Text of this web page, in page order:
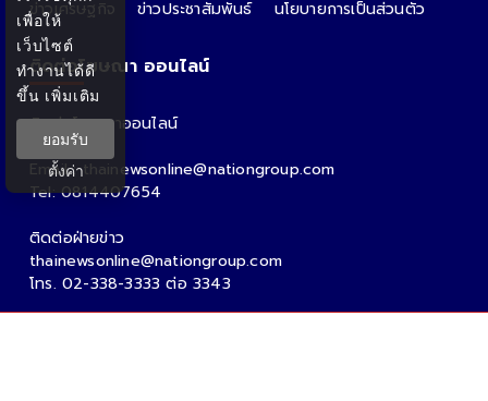
ข่าวเศรษฐกิจ
ข่าวประชาสัมพันธ์ นโยบายการเป็นส่วนตัว
ติดต่อโฆษณา ออนไลน์
ติดต่อโฆษณาออนไลน์
คุณอ้อ
Email : thainewsonline@nationgroup.com
Tel: 0814407654
ติดต่อฝ่ายข่าว
thainewsonline@nationgroup.com
โทร. 02-338-3333 ต่อ 3343
เพื่อให้
เว็บไซต์
ทำงานได้ดี
ขึ้น เพิ่มเติม
ยอมรับ
ตั้งค่า